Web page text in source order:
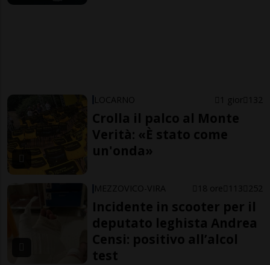
LOCARNO 1 gior 132
Crolla il palco al Monte
Verità: «È stato come
un'onda»
MEZZOVICO-VIRA 18 ore 113 252
Incidente in scooter per il
deputato leghista Andrea
Censi: positivo all’alcol
test